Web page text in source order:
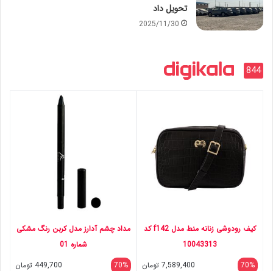
تحویل داد
2025/11/30
844
کیف رودوشی زنانه منط مدل f142 کد
10043313
70%
7,589,400 تومان
مداد چشم آدارز مدل کربن رنگ مشکی
شماره 01
70%
449,700 تومان